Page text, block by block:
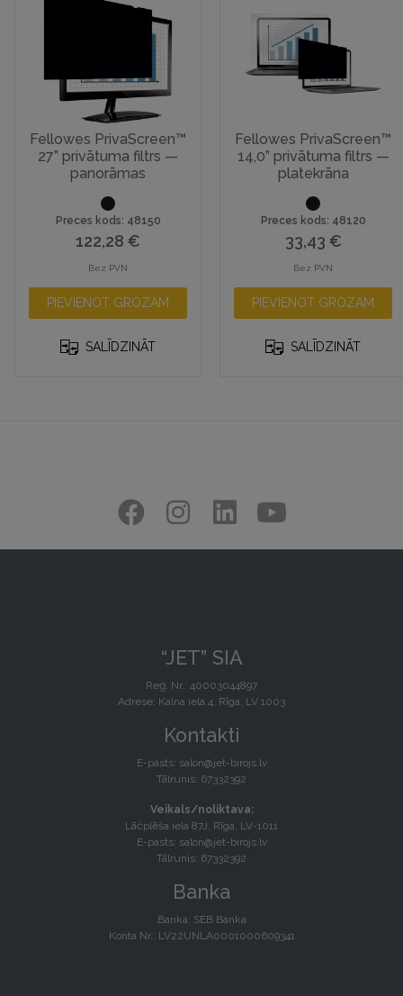
Fellowes PrivaScreen™
27” privātuma filtrs —
panorāmas
Preces kods: 48150
122,28 €
Bez PVN
PIEVIENOT GROZAM
SALĪDZINĀT
Fellowes PrivaScreen™
14,0” privātuma filtrs —
platekrāna
Preces kods: 48120
33,43 €
Bez PVN
PIEVIENOT GROZAM
SALĪDZINĀT
“JET” SIA
Reģ. Nr.: 40003044897
Adrese: Kalna iela 4, Rīga, LV 1003
Kontakti
E-pasts: salon@jet-birojs.lv
Tālrunis: 67332392
Veikals/noliktava:
Lāčplēša iela 87J, Rīga, LV-1011
E-pasts: salon@jet-birojs.lv
Tālrunis: 67332392
Banka
Banka: SEB Banka
Konta Nr.: LV22UNLA0001000609341